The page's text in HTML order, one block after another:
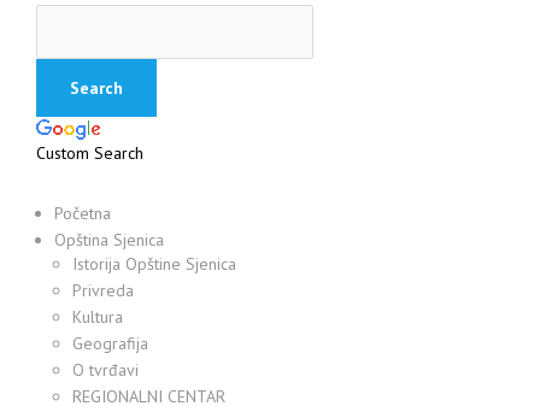
Custom Search
Početna
Opština Sjenica
Istorija Opštine Sjenica
Privreda
Kultura
Geografija
O tvrđavi
REGIONALNI CENTAR